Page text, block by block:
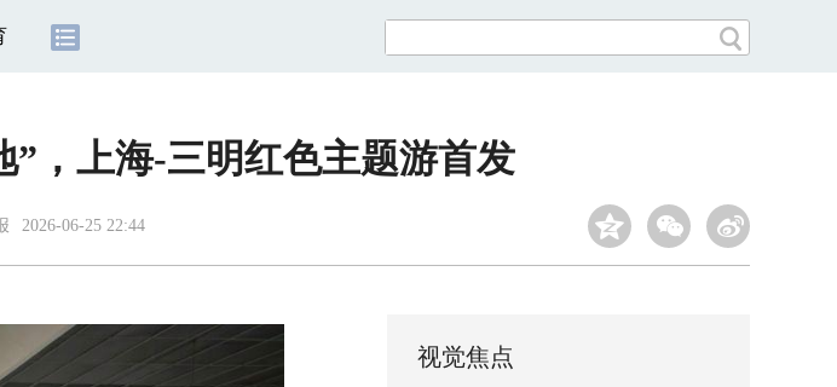
，上海-三明红色主题游首发
2026-06-25 22:44
视觉焦点